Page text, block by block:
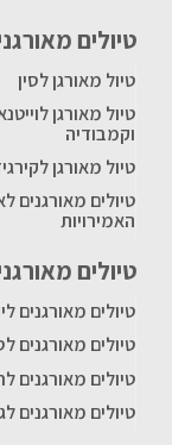
טיולים
טיול מאורגן לסין
טיול מאורגן
וקמבודיה
טיול מאורגן
טיולים מאורגנים
האמירויות
טיולים
טיולים מאורגנים
טיולים מאורגנים
טיולים מאורגנים
טיולים מאורגנים